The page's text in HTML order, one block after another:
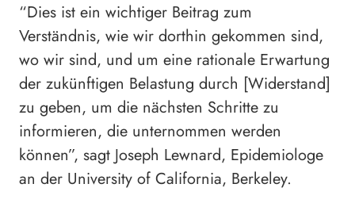
“Dies ist ein wichtiger Beitrag zum
Verständnis, wie wir dorthin gekommen sind,
wo wir sind, und um eine rationale Erwartung
der zukünftigen Belastung durch [Widerstand]
zu geben, um die nächsten Schritte zu
informieren, die unternommen werden
können”, sagt Joseph Lewnard, Epidemiologe
an der University of California, Berkeley.